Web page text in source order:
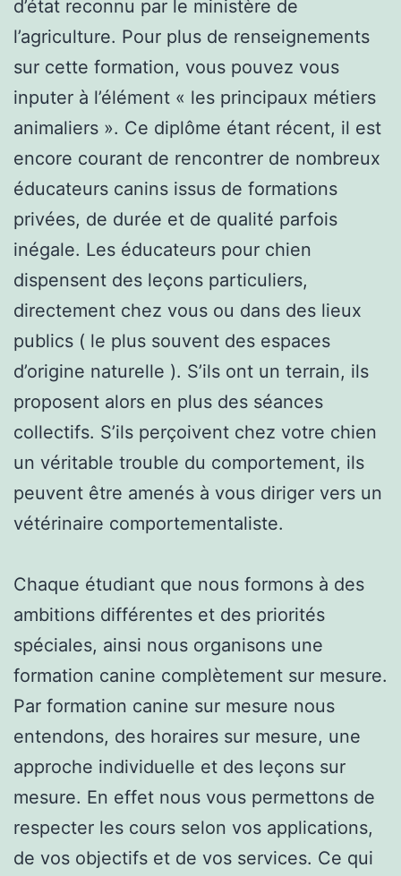
d’état reconnu par le ministère de
l’agriculture. Pour plus de renseignements
sur cette formation, vous pouvez vous
inputer à l’élément « les principaux métiers
animaliers ». Ce diplôme étant récent, il est
encore courant de rencontrer de nombreux
éducateurs canins issus de formations
privées, de durée et de qualité parfois
inégale. Les éducateurs pour chien
dispensent des leçons particuliers,
directement chez vous ou dans des lieux
publics ( le plus souvent des espaces
d’origine naturelle ). S’ils ont un terrain, ils
proposent alors en plus des séances
collectifs. S’ils perçoivent chez votre chien
un véritable trouble du comportement, ils
peuvent être amenés à vous diriger vers un
vétérinaire comportementaliste.
Chaque étudiant que nous formons à des
ambitions différentes et des priorités
spéciales, ainsi nous organisons une
formation canine complètement sur mesure.
Par formation canine sur mesure nous
entendons, des horaires sur mesure, une
approche individuelle et des leçons sur
mesure. En effet nous vous permettons de
respecter les cours selon vos applications,
de vos objectifs et de vos services. Ce qui